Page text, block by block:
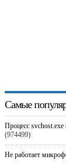
Самые
Процесс svchost.exe
(974499)
Не работает